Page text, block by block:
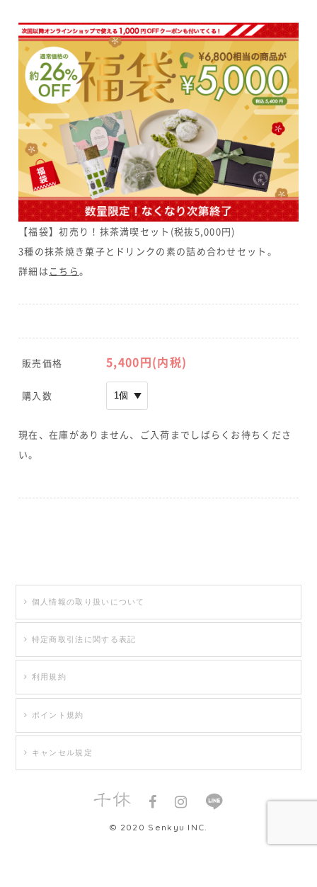
【福袋】初売り！抹茶満喫セット(税抜5,000円)
3種の抹茶焼き菓子とドリンクの素の詰め合わせセット。
詳細はこちら。
販売価格 5,400円(内税)
購入数
現在、在庫がありません、ご入荷までしばらくお待ちくださ
い。
© 2020 Senkyu INC.
個人情報の取り扱いについて
特定商取引法に関する表記
利用規約
ポイント規約
キャンセル規定